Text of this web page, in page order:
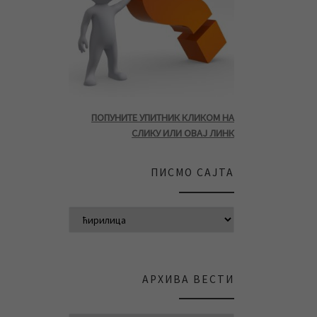
ПОПУНИТЕ УПИТНИК КЛИКОМ НА
СЛИКУ ИЛИ ОВАЈ ЛИНК
ПИСМО САЈТА
АРХИВА ВЕСТИ